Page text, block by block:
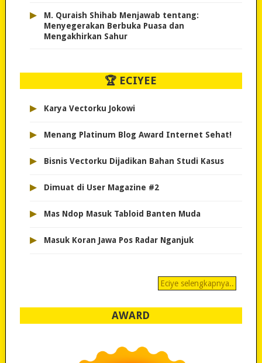
▸
M. Quraish Shihab Menjawab tentang:
Menyegerakan Berbuka Puasa dan
Mengakhirkan Sahur
🏆 ECIYEE
▸ Karya Vectorku Jokowi
▸ Menang Platinum Blog Award Internet Sehat!
▸ Bisnis Vectorku Dijadikan Bahan Studi Kasus
▸ Dimuat di User Magazine #2
▸ Mas Ndop Masuk Tabloid Banten Muda
▸ Masuk Koran Jawa Pos Radar Nganjuk
Eciye selengkapnya..
AWARD